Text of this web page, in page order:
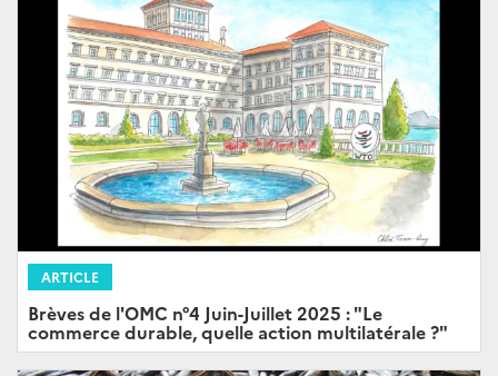
ARTICLE
Brèves de l'OMC n°4 Juin-Juillet 2025 : "Le
commerce durable, quelle action multilatérale ?"